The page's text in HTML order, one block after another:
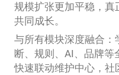
规模扩张更加平稳，真
共同成长。
与所有模块深度融合：
断、规则、AI、品牌等
快速联动维护中心，社